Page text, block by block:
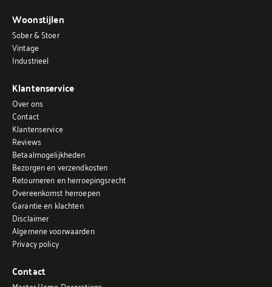
Woonstijlen
Sober & Stoer
Vintage
Industrieel
Klantenservice
Over ons
Contact
Klantenservice
Reviews
Betaalmogelijkheden
Bezorgen en verzendkosten
Retourneren en herroepingsrecht
Overeenkomst herroepen
Garantie en klachten
Disclaimer
Algemene voorwaarden
Privacy policy
Contact